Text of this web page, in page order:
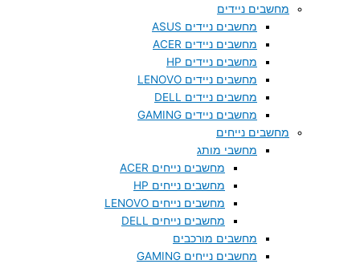
מחשבים ניידים
מחשבים ניידים ASUS
מחשבים ניידים ACER
מחשבים ניידים HP
מחשבים ניידים LENOVO
מחשבים ניידים DELL
מחשבים ניידים GAMING
מחשבים נייחים
מחשבי מותג
מחשבים נייחים ACER
מחשבים נייחים HP
מחשבים נייחים LENOVO
מחשבים נייחים DELL
מחשבים מורכבים
מחשבים נייחים GAMING